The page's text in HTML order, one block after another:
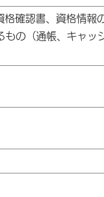
格確認書、資格情報
もの（通帳、キャッ